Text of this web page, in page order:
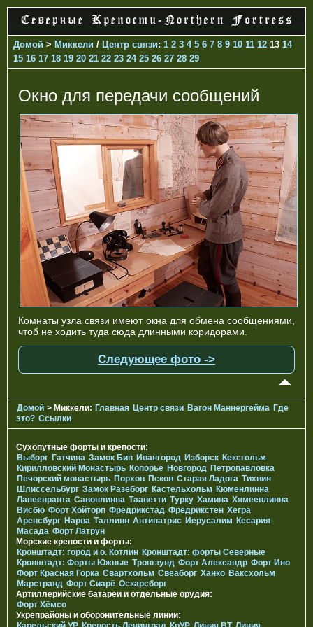
Домой > Миккели / Центр связи: 1 2 3 4 5 6 7 8 9 10 11 12 13 14
15 16 17 18 19 20 21 22 23 24 25 26 27 28 29
Окно для передачи сообщений
Комнаты узла связи имеют окна для обмена сообщениями,
чтоб не ходить туда сюда длинными коридорами.
Следующее фото ->
Домой > Миккели: Главная Центр связи Вагон Маннергейма Где
это? Ссылки
Сухопутные форты и крепости:
Выборг Гатчина Замок Бип Ивангород Изборск Кексгольм
Кирилловский Монастырь Копорье Новгород Петропавловка
Печорcкий монастырь Порхов Псков Старая Ладога Тихвин
Шлиссельбург Замок Разеборг Кастельхольм Кюменлинна
Лапеенранта Савонлинна Тааветти Турку Хамина Хямеенлинна
Висбю Форт Хойторп Фредрикстад Фредрикстен Хегра
Аренсбург Нарва Таллинн Антипатрис Иерусалим Кесария
Масада Форт Латрун
Морские крепости и форты:
Кронштадт: город и о. Котлин Кронштадт: форты Северные
Кронштадт: Форты Южные Тронгзунд Форт Александр Форт Ино
Форт Красная Горка Свартхольм Свеаборг Ханко Ваксхольм
Марстранд Форт Сиарё Оскарсборг
Артиллерийские батареи и отдельные орудия:
Форт Хёмсо
Укрепрайоны и оборонительные линии: